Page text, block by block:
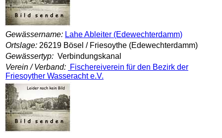
Gewässername: Lahe Ableiter (Edewechterdamm)
Ortslage: 26219 Bösel / Friesoythe (Edewechterdamm)
Gewässertyp: Verbindungskanal
Verein / Verband: Fischereiverein für den Bezirk der
Friesoyther Wasseracht e.V.